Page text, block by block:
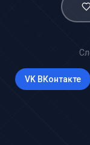
VK ВКонтакте